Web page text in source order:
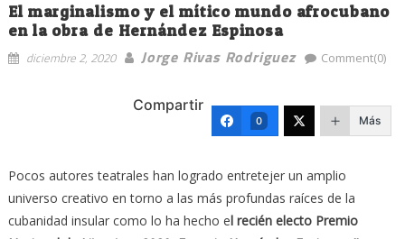
El marginalismo y el mítico mundo afrocubano
en la obra de Hernández Espinosa
diciembre 2, 2020 Jorge Rivas Rodriguez Comment(0)
Compartir
0 Más
Pocos autores teatrales han logrado entretejer un amplio
universo creativo en torno a las más profundas raíces de la
cubanidad insular como lo ha hecho el recién electo Premio